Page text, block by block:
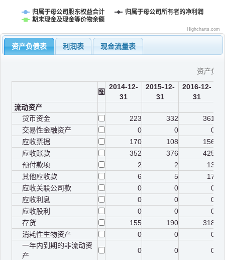
归属于母公司股东权益合计
归属于母公司所有者的净利润
期末现金及现金等价物余额
Highcharts.com
资产负债表 利润表 现金流量表
资产负
图
2014-12-
31
2015-12-
31
2016-12-
31
流动资产
货币资金
223 332
361
交易性金融资产
0 0
0
应收票据
170 108
156
应收账款
352 376
425
预付款项
2 2
13
其他应收款
6 5
17
应收关联公司款
0 0
0
应收利息
0 0
0
应收股利
0 0
0
存货
155 190
318
消耗性生物资产
0 0
0
一年内到期的非流动资
产
0 0
0